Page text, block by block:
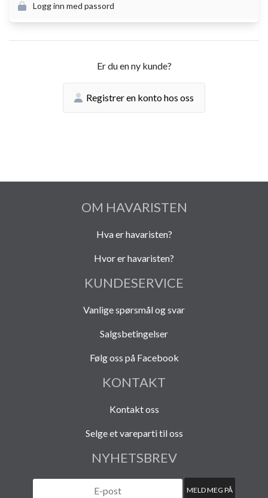
Logg inn med passord
Er du en ny kunde?
Registrer en konto hos oss
OM HAVARISTEN
Hva er havaristen?
Hvor er havaristen?
KUNDESERVICE
Vanlige spørsmål og svar
Salgsbetingelser
Følg oss på Facebook
KONTAKT
Kontakt oss
Selge et vareparti til oss
NYHETSBREV